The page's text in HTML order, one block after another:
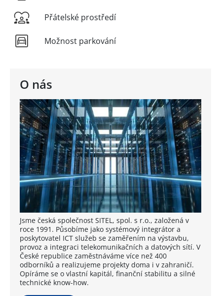
O nás
Jsme česká společnost SITEL, spol. s r.o., založená v
roce 1991. Působíme jako systémový integrátor a
poskytovatel ICT služeb se zaměřením na výstavbu,
provoz a integraci telekomunikačních a datových sítí. V
České republice zaměstnáváme více než 400
odborníků a realizujeme projekty doma i v zahraničí.
Opíráme se o vlastní kapitál, finanční stabilitu a silné
technické know-how.
Přátelské prostředí
Možnost parkování